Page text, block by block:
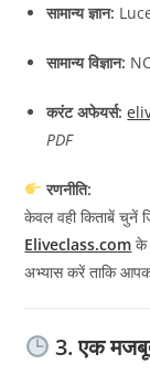
सामान्य ज्ञान:
सामान्य विज्ञान:
करंट अफेयर्स:
PDF
रणनीति:
केवल वही किताबें चुनें
Eliveclass.com के
अभ्यास करें ताकि
3. एक